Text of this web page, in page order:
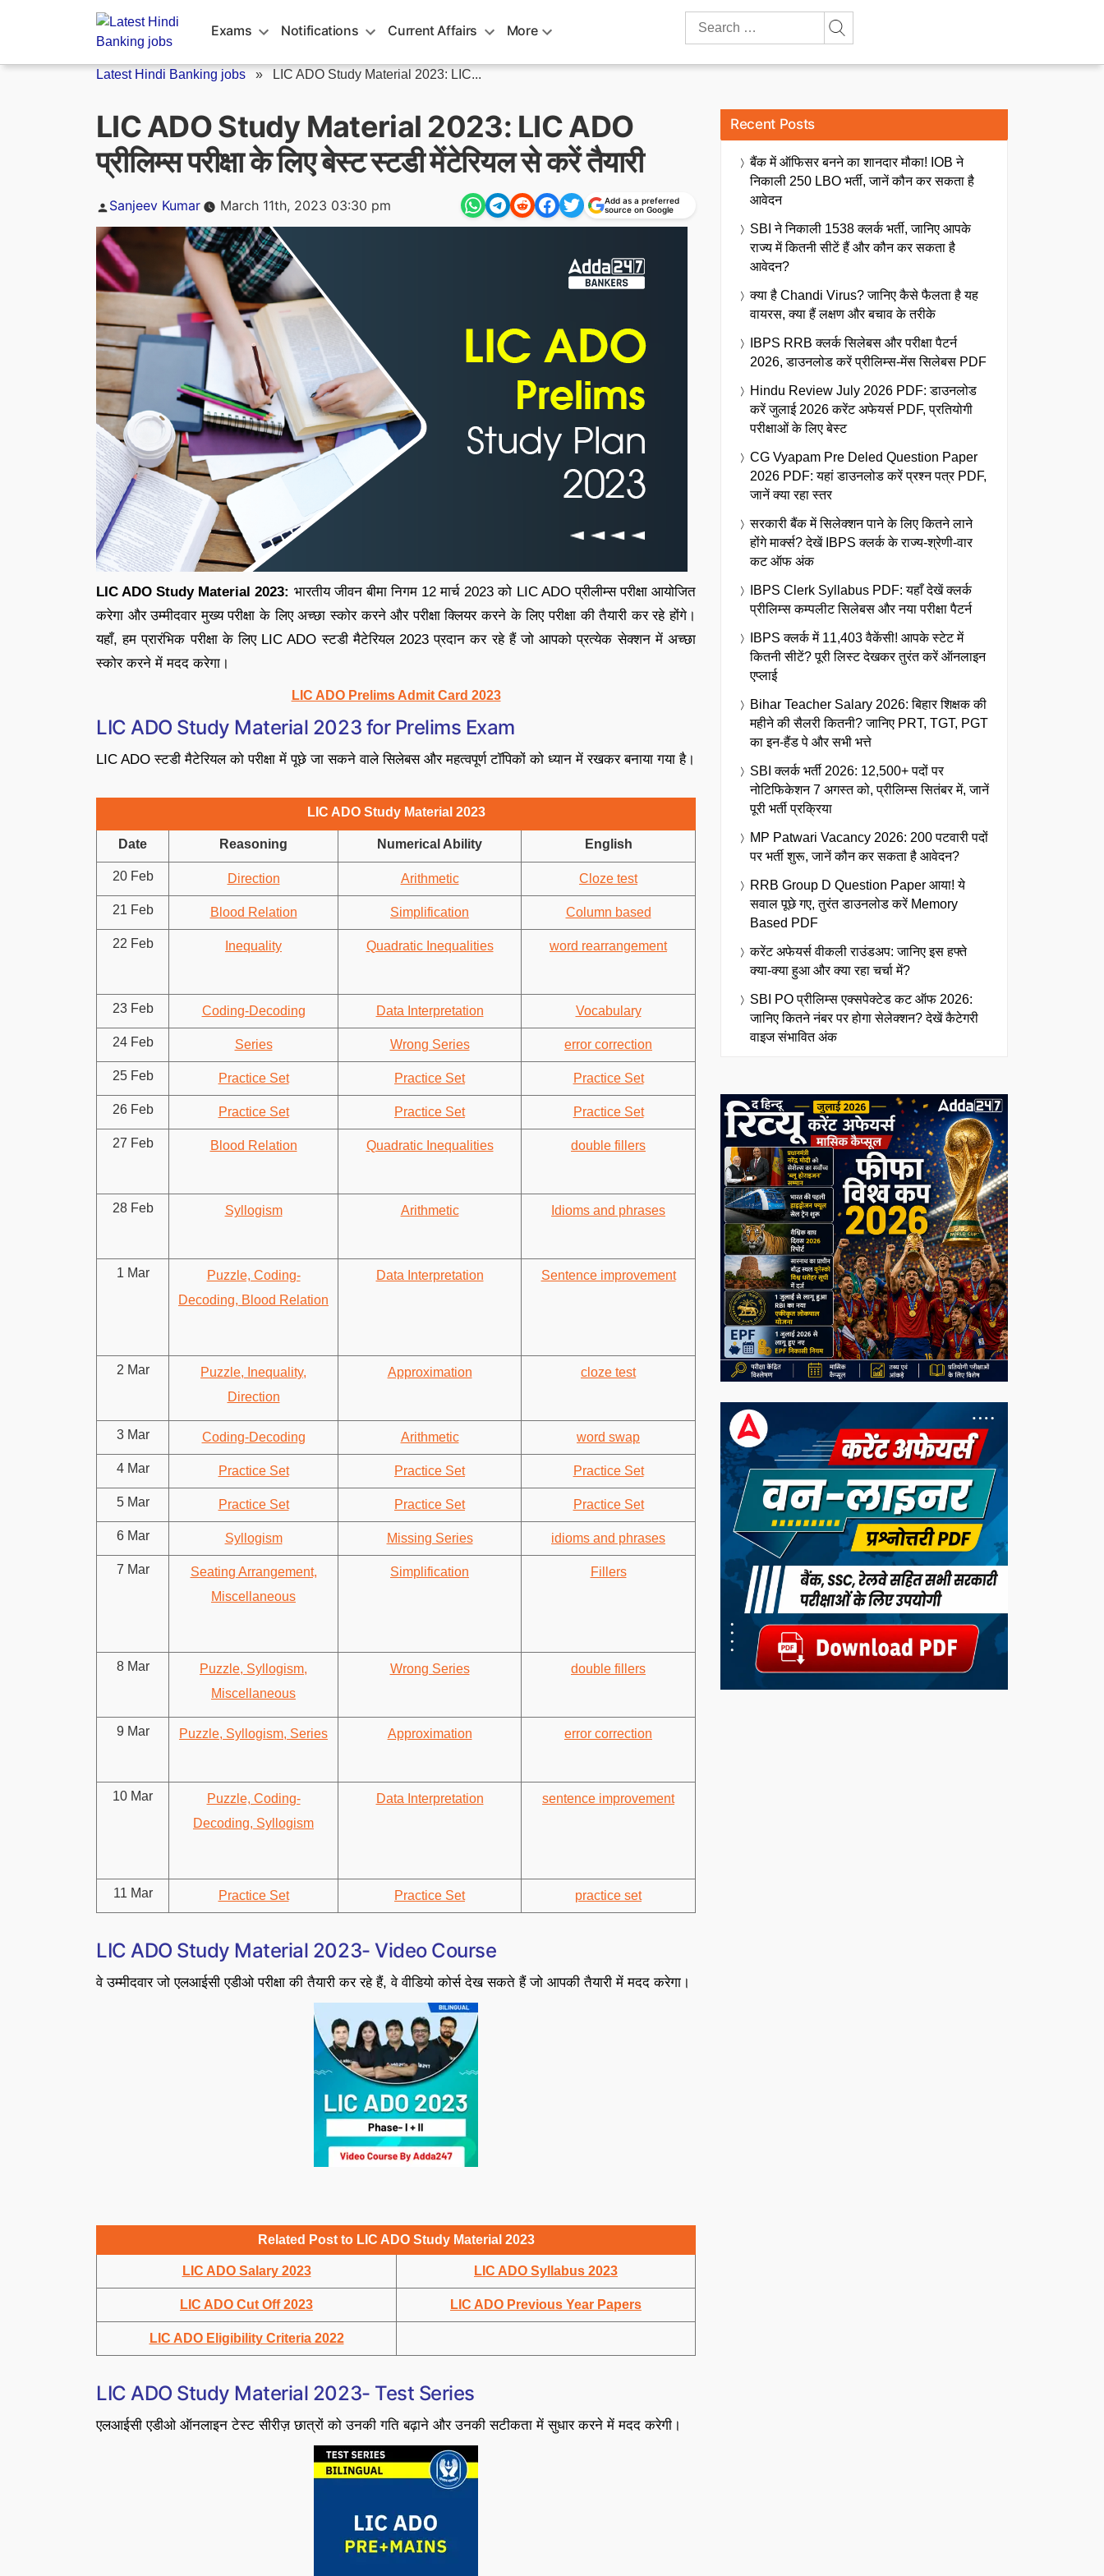
Exams Notifications Current Affairs More
Search
Latest Hindi Banking jobs » LIC ADO Study Material 2023: LIC...
LIC ADO Study Material 2023: LIC ADO
प्रीलिम्स परीक्षा के लिए बेस्ट स्टडी मेंटेरियल से करें तैयारी
Posted
Sanjeev Kumar March 11th, 2023 03:30 pm
Add as a preferred
source on Google
LIC ADO Study Material 2023: भारतीय जीवन बीमा निगम 12 मार्च 2023 को LIC ADO प्रीलीम्स परीक्षा आयोजित
करेगा और उम्मीदवार मुख्य परीक्षा के लिए अच्छा स्कोर करने और परीक्षा क्लियर करने के लिए परीक्षा की तैयारी कर रहे होंगे।
यहाँ, हम प्रारंभिक परीक्षा के लिए LIC ADO स्टडी मैटेरियल 2023 प्रदान कर रहे हैं जो आपको प्रत्येक सेक्शन में अच्छा
स्कोर करने में मदद करेगा।
LIC ADO Prelims Admit Card 2023
LIC ADO Study Material 2023 for Prelims Exam
LIC ADO स्टडी मैटेरियल को परीक्षा में पूछे जा सकने वाले सिलेबस और महत्वपूर्ण टाॅपिकों को ध्यान में रखकर बनाया गया है।
LIC ADO Study Material 2023
Date Reasoning Numerical Ability English
20 Feb Direction Arithmetic Cloze test
21 Feb Blood Relation Simplification Column based
22 Feb Inequality Quadratic Inequalities word rearrangement
23 Feb Coding-Decoding Data Interpretation Vocabulary
24 Feb Series Wrong Series error correction
25 Feb Practice Set Practice Set Practice Set
26 Feb Practice Set Practice Set Practice Set
27 Feb Blood Relation Quadratic Inequalities double fillers
28 Feb Syllogism Arithmetic Idioms and phrases
1 Mar
Puzzle, Coding-
Decoding, Blood Relation
Data Interpretation Sentence improvement
2 Mar
Puzzle, Inequality,
Direction
Approximation cloze test
3 Mar Coding-Decoding Arithmetic word swap
4 Mar Practice Set Practice Set Practice Set
5 Mar Practice Set Practice Set Practice Set
6 Mar Syllogism Missing Series idioms and phrases
7 Mar
Seating Arrangement,
Miscellaneous
Simplification Fillers
8 Mar
Puzzle, Syllogism,
Miscellaneous
Wrong Series double fillers
9 Mar Puzzle, Syllogism, Series Approximation error correction
10 Mar
Puzzle, Coding-
Decoding, Syllogism
Data Interpretation sentence improvement
11 Mar Practice Set Practice Set practice set
LIC ADO Study Material 2023- Video Course
वे उम्मीदवार जो एलआईसी एडीओ परीक्षा की तैयारी कर रहे हैं, वे वीडियो कोर्स देख सकते हैं जो आपकी तैयारी में मदद करेगा।
Related Post to LIC ADO Study Material 2023
LIC ADO Salary 2023 LIC ADO Syllabus 2023
LIC ADO Cut Off 2023 LIC ADO Previous Year Papers
LIC ADO Eligibility Criteria 2022
LIC ADO Study Material 2023- Test Series
एलआईसी एडीओ ऑनलाइन टेस्ट सीरीज़ छात्रों को उनकी गति बढ़ाने और उनकी सटीकता में सुधार करने में मदद करेगी।
Recent Posts
बैंक में ऑफिसर बनने का शानदार मौका! IOB ने
निकाली 250 LBO भर्ती, जानें कौन कर सकता है
आवेदन
SBI ने निकाली 1538 क्लर्क भर्ती, जानिए आपके
राज्य में कितनी सीटें हैं और कौन कर सकता है
आवेदन?
क्या है Chandi Virus? जानिए कैसे फैलता है यह
वायरस, क्या हैं लक्षण और बचाव के तरीके
IBPS RRB क्लर्क सिलेबस और परीक्षा पैटर्न
2026, डाउनलोड करें प्रीलिम्स-मेंस सिलेबस PDF
Hindu Review July 2026 PDF: डाउनलोड
करें जुलाई 2026 करेंट अफेयर्स PDF, प्रतियोगी
परीक्षाओं के लिए बेस्ट
CG Vyapam Pre Deled Question Paper
2026 PDF: यहां डाउनलोड करें प्रश्न पत्र PDF,
जानें क्या रहा स्तर
सरकारी बैंक में सिलेक्शन पाने के लिए कितने लाने
होंगे मार्क्स? देखें IBPS क्लर्क के राज्य-श्रेणी-वार
कट ऑफ अंक
IBPS Clerk Syllabus PDF: यहाँ देखें क्लर्क
प्रीलिम्स कम्पलीट सिलेबस और नया परीक्षा पैटर्न
IBPS क्लर्क में 11,403 वैकेंसी! आपके स्टेट में
कितनी सीटें? पूरी लिस्ट देखकर तुरंत करें ऑनलाइन
एप्लाई
Bihar Teacher Salary 2026: बिहार शिक्षक की
महीने की सैलरी कितनी? जानिए PRT, TGT, PGT
का इन-हैंड पे और सभी भत्ते
SBI क्लर्क भर्ती 2026: 12,500+ पदों पर
नोटिफिकेशन 7 अगस्त को, प्रीलिम्स सितंबर में, जानें
पूरी भर्ती प्रक्रिया
MP Patwari Vacancy 2026: 200 पटवारी पदों
पर भर्ती शुरू, जानें कौन कर सकता है आवेदन?
RRB Group D Question Paper आया! ये
सवाल पूछे गए, तुरंत डाउनलोड करें Memory
Based PDF
करेंट अफेयर्स वीकली राउंडअप: जानिए इस हफ्ते
क्या-क्या हुआ और क्या रहा चर्चा में?
SBI PO प्रीलिम्स एक्सपेक्टेड कट ऑफ 2026:
जानिए कितने नंबर पर होगा सेलेक्शन? देखें कैटेगरी
वाइज संभावित अंक